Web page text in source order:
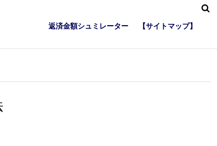
返済金額シュミレーター 【サイトマップ】